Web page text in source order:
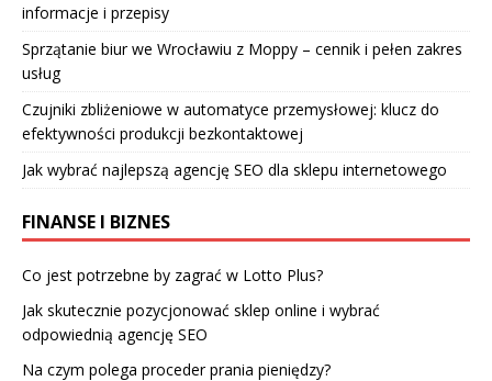
informacje i przepisy
Sprzątanie biur we Wrocławiu z Moppy – cennik i pełen zakres
usług
Czujniki zbliżeniowe w automatyce przemysłowej: klucz do
efektywności produkcji bezkontaktowej
Jak wybrać najlepszą agencję SEO dla sklepu internetowego
FINANSE I BIZNES
Co jest potrzebne by zagrać w Lotto Plus?
Jak skutecznie pozycjonować sklep online i wybrać
odpowiednią agencję SEO
Na czym polega proceder prania pieniędzy?